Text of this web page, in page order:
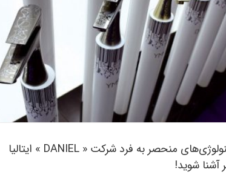
با تکنولوژی‌های منحصر به فرد شرکت « DANIEL » ایتالیا بیشتر آشنا
شوید!
بلاگ
با تکنولوژی‌های منحصر به فرد شرکت « DANIEL » ایتالیا
آشنا شوید!